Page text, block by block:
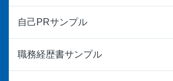
自己PRサンプル
職務経歴書サンプル